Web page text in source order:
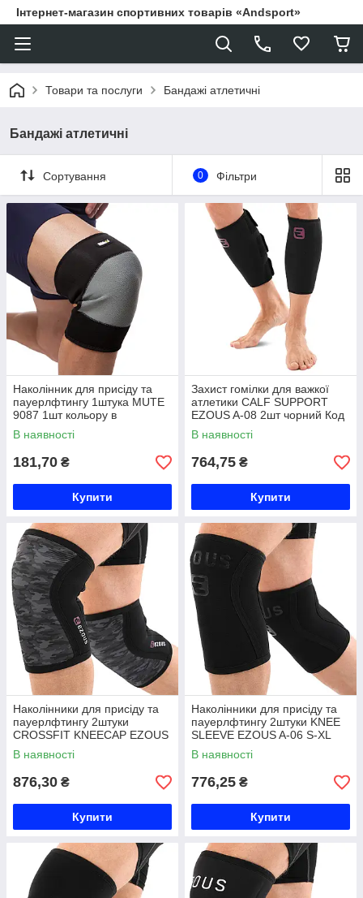
Інтернет-магазин спортивних товарів «Andsport»
Товари та послуги Бандажі атлетичні
Бандажі атлетичні
Сортування 0 Фільтри
Наколінник для присіду та
пауерлфтингу 1штука MUTE
9087 1шт кольору в
асортименті Код 9087
В наявності
181,70 ₴
Купити
Захист гомілки для важкої
атлетики CALF SUPPORT
EZOUS A-08 2шт чорний Код
A-08
В наявності
764,75 ₴
Купити
Наколінники для присіду та
пауерлфтингу 2штуки
CROSSFIT KNEECAP EZOUS
A-05 S-XL камуфляж Код A-
05
В наявності
876,30 ₴
Купити
Наколінники для присіду та
пауерлфтингу 2штуки KNEE
SLEEVE EZOUS A-06 S-XL
чорний Код A-06
В наявності
776,25 ₴
Купити